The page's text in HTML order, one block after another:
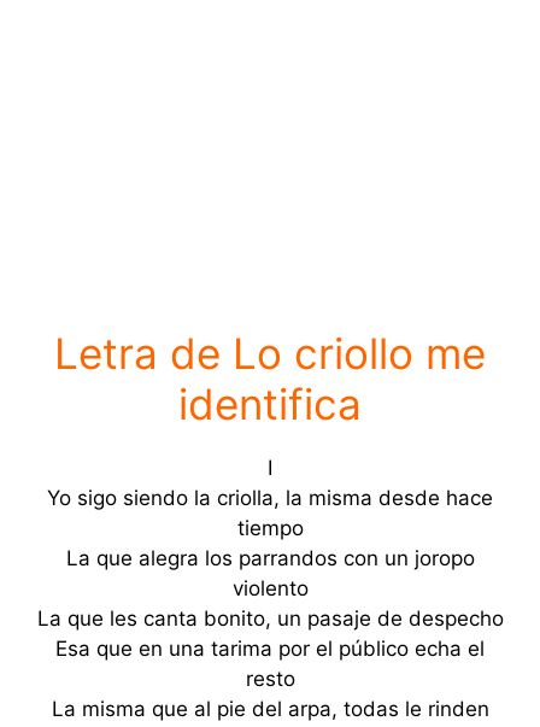
Letra de Lo criollo me
identifica
I
Yo sigo siendo la criolla, la misma desde hace
tiempo
La que alegra los parrandos con un joropo
violento
La que les canta bonito, un pasaje de despecho
Esa que en una tarima por el público echa el
resto
La misma que al pie del arpa, todas le rinden